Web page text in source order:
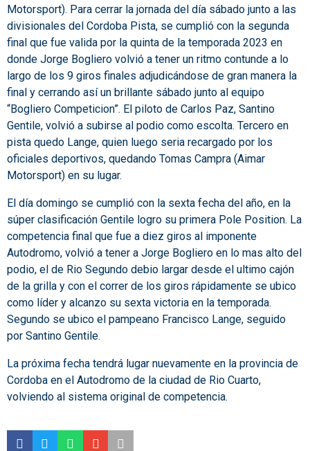
Motorsport). Para cerrar la jornada del día sábado junto a las
divisionales del Cordoba Pista, se cumplió con la segunda
final que fue valida por la quinta de la temporada 2023 en
donde Jorge Bogliero volvió a tener un ritmo contunde a lo
largo de los 9 giros finales adjudicándose de gran manera la
final y cerrando así un brillante sábado junto al equipo
“Bogliero Competicion”. El piloto de Carlos Paz, Santino
Gentile, volvió a subirse al podio como escolta. Tercero en
pista quedo Lange, quien luego seria recargado por los
oficiales deportivos, quedando Tomas Campra (Aimar
Motorsport) en su lugar.
El día domingo se cumplió con la sexta fecha del año, en la
súper clasificación Gentile logro su primera Pole Position. La
competencia final que fue a diez giros al imponente
Autodromo, volvió a tener a Jorge Bogliero en lo mas alto del
podio, el de Rio Segundo debio largar desde el ultimo cajón
de la grilla y con el correr de los giros rápidamente se ubico
como líder y alcanzo su sexta victoria en la temporada.
Segundo se ubico el pampeano Francisco Lange, seguido
por Santino Gentile.
La próxima fecha tendrá lugar nuevamente en la provincia de
Cordoba en el Autodromo de la ciudad de Rio Cuarto,
volviendo al sistema original de competencia.